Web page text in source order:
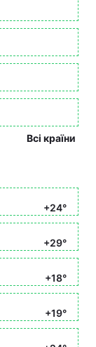
Всі країни
+24°
+29°
+18°
+19°